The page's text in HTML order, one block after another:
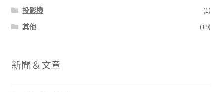
投影機
(1)
其他
(19)
新聞＆文章